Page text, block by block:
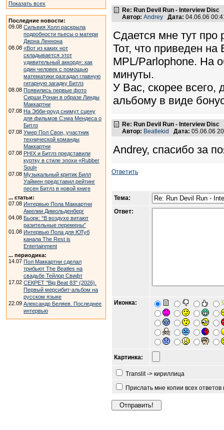
Показать всех
Последние новости:
09.08 Сильвия Холл раскрыла
подробности пьесы о матери
Джона Леннона
08.08 «Вот из каких нот
складывается этот
удивительный аккорд»: как
один человек с помощью
математики разгадал главную
гитарную загадку Битлз
08.08 Появились первые фото
Сирши Ронан в образе Линды
Маккартни
07.08 На Эбби-роуд снимут сцену
для фильмов Сэма Мендеса о
Битлз
07.08 Умер Пол Свон, участник
технической команды
Маккартни
07.08 PHIX и Битлз представили
куртку в стиле эпохи «Rubber
Soul»
07.08 Музыкальный критик Билл
Уаймен представил рейтинг
песен Битлз в новой книге
... статьи:
07.08 Интервью Пола Маккартни
Амелии Димольденберг
04.08 Бьорк: “В воздухе витают
разительные перемены”
01.08 Интервью Пола для ЮТуб
канала The Rest is
Entertainment
... периодика:
14.07 Пол Маккартни сделал
трибьют The Beatles на
свадьбе Тейлор Свифт
17.02 СЕКРЕТ "Big Beat 83" (2026).
Первый мерсибит-альбом на
русском языке
22.09 Александр Беляев. Последнее
интервью
Re: Run Devil Run - Interview Disc
Автор: Andrey Дата: 04.06.06
Сдается мне тут про
Тот, что приведен
MPL/Parlophone. На
минуты.
У Вас, скорее всего,
альбому в виде
Re: Run Devil Run - Interview Disc
Автор: Beatlekid Дата: 05.06.06
Andrey, спасибо за
Ответить
Тема:
Ответ:
Иконка:
Картинка:
Translit -> кириллица
Прислать мне копии всех